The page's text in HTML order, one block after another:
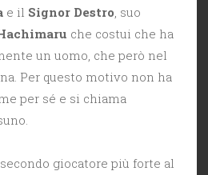
e il Signor Destro , suo
che costui che ha
un uomo, che però nel
Per questo motivo non ha
per sé e si chiama
giocatore più forte al